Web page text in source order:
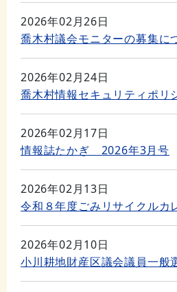
2026年02月26日
喬木村議会モニターの募集に
2026年02月24日
喬木村情報セキュリティポリ
2026年02月17日
情報誌たかぎ 2026年3月号
2026年02月13日
令和８年度ごみリサイクルカ
2026年02月10日
小川耕地財産区議会議員一般